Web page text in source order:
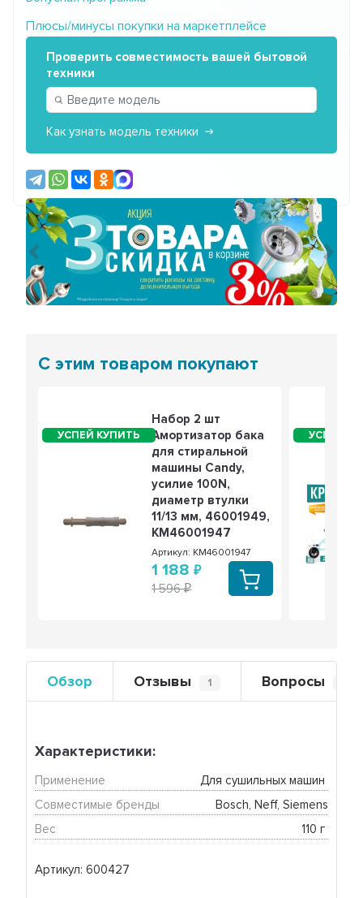
Плюсы/минусы покупки на маркетплейсе
Проверить совместимость вашей бытовой
техники
Как узнать модель техники
Предыдущий
С этим товаром покупают
Набор 2 шт
Амортизатор бака
для стиральной
машины Candy,
усилие 100N,
диaметp втулки
11/13 мм, 46001949,
KM46001947
Артикул: KM46001947
1 188
1 596
Обзор Отзывы 1 Вопросы
Артикул: 600427
Характеристики:
Применение
Для сушильных машин
Совместимые бренды
Bosch, Neff, Siemens
Вес
110 г